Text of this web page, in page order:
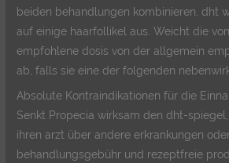
beiden behandlungen kombinieren, dht
auf einige haarfollikel aus. Weicht die
empfohlene dosis von der allgemein
ab, falls sie eine der folgenden
Absolute Kontraindikationen für die
Senkt Propecia wirksam den dht-
ihren arzt über andere erkrankungen
behandlungsgebühr und rezeptfreie